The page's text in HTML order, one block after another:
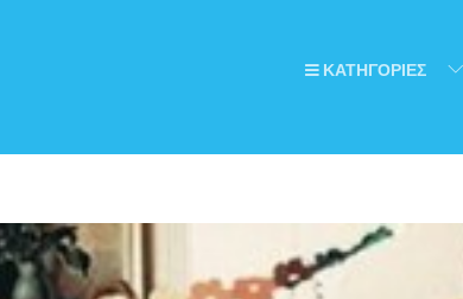
ΚΑΤΗΓΟΡΙΕΣ